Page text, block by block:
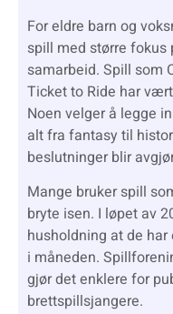
For eldre barn og
spill med større fokus
samarbeid. Spill som
Ticket to Ride har
Noen velger å legge
alt fra fantasy til
beslutninger blir
Mange bruker spill
bryte isen. I løpet av
husholdning at de
i måneden.
gjør det enklere for
brettspillsjangere.